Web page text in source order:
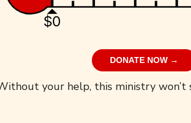
$0
DONATE NOW →
your help, this ministry won’t